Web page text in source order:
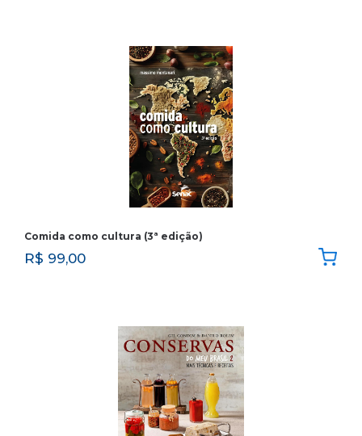
Comida como cultura (3ª edição)
R$ 99,00